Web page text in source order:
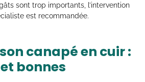
sont trop importants, l’intervention
est recommandée.
canapé en cuir :
bonnes